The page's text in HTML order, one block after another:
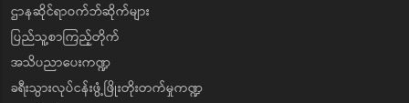
ဌာနဆိုင်ရာဝက်ဘ်ဆိုက်များ
ပြည်သူ့စာကြည့်တိုက်
အသိပညာပေးကဏ္ဍ
ခရီးသွားလုပ်ငန်းဖွံ့ဖြိုးတိုးတက်မှုကဏ္ဍ